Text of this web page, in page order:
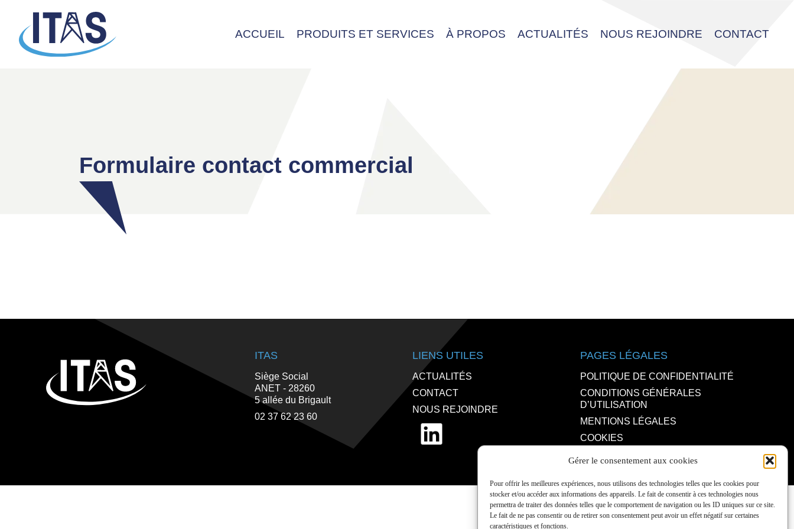
Gérer le consentement aux cookies
Pour offrir les meilleures expériences, nous utilisons des technologies telles que les cookies pour
stocker et/ou accéder aux informations des appareils. Le fait de consentir à ces technologies nous
permettra de traiter des données telles que le comportement de navigation ou les ID uniques sur ce site.
Le fait de ne pas consentir ou de retirer son consentement peut avoir un effet négatif sur certaines
caractéristiques et fonctions.
ACCUEIL PRODUITS ET SERVICES À PROPOS ACTUALITÉS NOUS REJOINDRE CONTACT
Formulaire contact commercial
ITAS
Siège Social
ANET - 28260
5 allée du Brigault
02 37 62 23 60
LIENS UTILES
ACTUALITÉS
CONTACT
NOUS REJOINDRE
PAGES LÉGALES
POLITIQUE DE CONFIDENTIALITÉ
CONDITIONS GÉNÉRALES
D’UTILISATION
MENTIONS LÉGALES
COOKIES